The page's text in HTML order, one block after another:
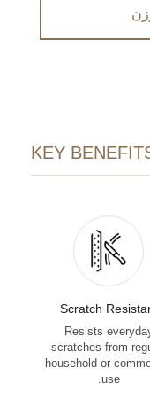
Scratch
Resists
scratches from
household or
use.